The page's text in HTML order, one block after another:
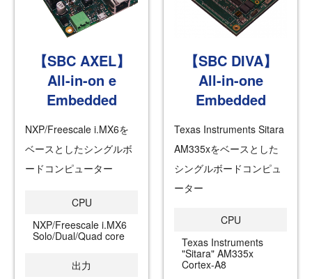
【SBC AXEL】
All-in-on e
Embedded
NXP/Freescale i.MX6を
ベースとしたシングルボ
ードコンピューター
CPU
NXP/Freescale i.MX6
Solo/Dual/Quad core
出力
【SBC DIVA】
All-in-one
Embedded
Texas Instruments Sitara
AM335xをベースとした
シングルボードコンピュ
ーター
CPU
Texas Instruments
"Sitara" AM335x
Cortex-A8